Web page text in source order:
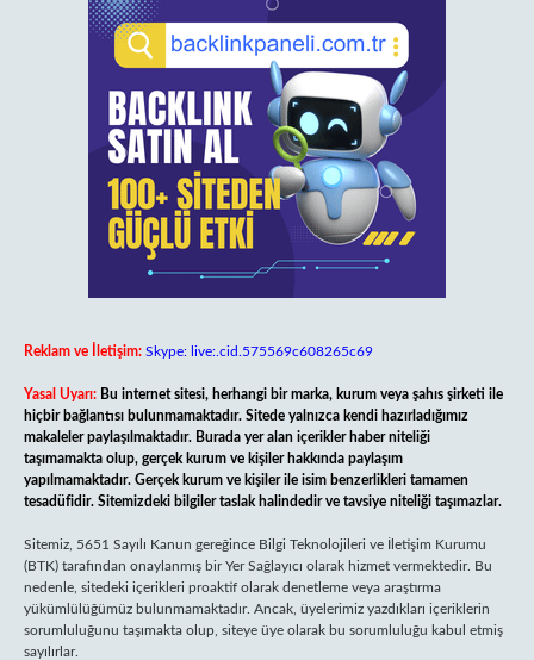
Reklam ve İletişim: Skype: live:.cid.575569c608265c69
Yasal Uyarı: Bu internet sitesi, herhangi bir marka, kurum veya şahıs şirketi ile
hiçbir bağlantısı bulunmamaktadır. Sitede yalnızca kendi hazırladığımız
makaleler paylaşılmaktadır. Burada yer alan içerikler haber niteliği
taşımamakta olup, gerçek kurum ve kişiler hakkında paylaşım
yapılmamaktadır. Gerçek kurum ve kişiler ile isim benzerlikleri tamamen
tesadüfidir. Sitemizdeki bilgiler taslak halindedir ve tavsiye niteliği taşımazlar.
Sitemiz, 5651 Sayılı Kanun gereğince Bilgi Teknolojileri ve İletişim Kurumu
(BTK) tarafından onaylanmış bir Yer Sağlayıcı olarak hizmet vermektedir. Bu
nedenle, sitedeki içerikleri proaktif olarak denetleme veya araştırma
yükümlülüğümüz bulunmamaktadır. Ancak, üyelerimiz yazdıkları içeriklerin
sorumluluğunu taşımakta olup, siteye üye olarak bu sorumluluğu kabul etmiş
sayılırlar.